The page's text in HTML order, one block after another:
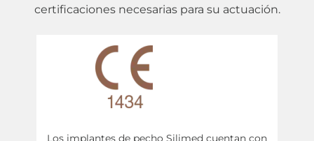
certificaciones necesarias para su actuación.
Los implantes de pecho Silimed cuentan con